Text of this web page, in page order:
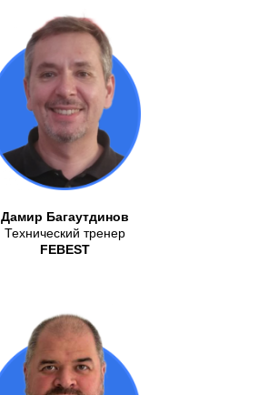
Дамир Багаутдинов
Технический тренер
FEBEST